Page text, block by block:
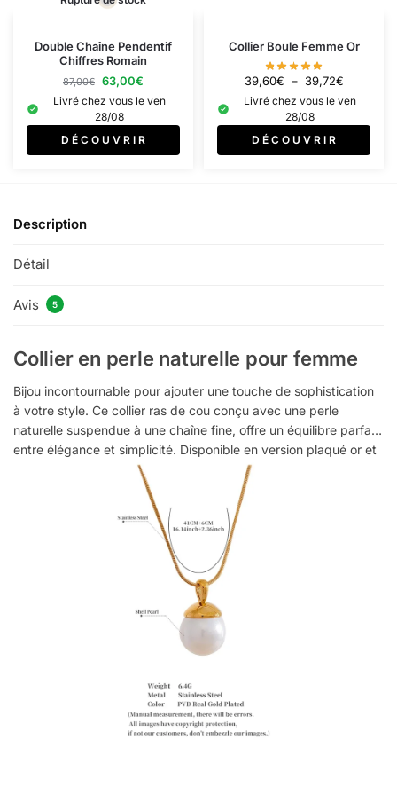
Double Chaîne Pendentif
Chiffres Romain
87,00€ 63,00€
Livré chez vous le ven
28/08
D É C O U V R I R
Collier Boule Femme Or
39,60€ – 39,72€
Livré chez vous le ven
28/08
D É C O U V R I R
Description
Détail
Avis 5
Collier en perle naturelle pour femme
Bijou incontournable pour ajouter une touche de sophistication
à votre style. Ce collier ras de cou conçu avec une perle
naturelle suspendue à une chaîne fine, offre un équilibre parfait
entre élégance et simplicité. Disponible en version plaqué or et
argenté, il s’adapte à toutes les occasions. Idéal pour celles qui
recherchent un accessoire à la fois tendance et intemporel, ce
collier en perle pour femme est une valeur sûre pour sublimer
votre look au quotidien ou lors d’événements spéciaux.